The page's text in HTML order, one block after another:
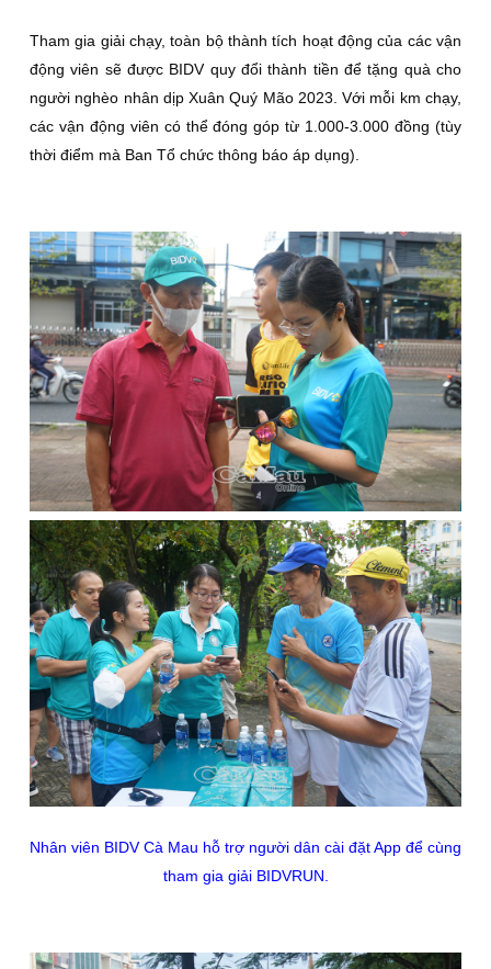
Tham gia giải chạy, toàn bộ thành tích hoạt động của các vận
động viên sẽ được BIDV quy đổi thành tiền để tặng quà cho
người nghèo nhân dịp Xuân Quý Mão 2023. Với mỗi km chạy,
các vận động viên có thể đóng góp từ 1.000-3.000 đồng (tùy
thời điểm mà Ban Tổ chức thông báo áp dụng).
Nhân viên BIDV Cà Mau hỗ trợ người dân cài đặt App để cùng
tham gia giải BIDVRUN